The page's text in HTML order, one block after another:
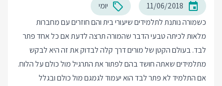
11/06/2018
יומי
כשמורה נותנת לתלמידים שיעורי בית והם חוזרים עם מחברות
מלאות לכיתה טבעי הדבר שהמורה תרצה לדעת אם כל אחד פתר
לבד. בעולם הקטן של מורים דרך קלה לבדוק את זה היא לבקש
מתלמידים שאתה חושד בהם לפתור את התרגיל מול כולם על הלוח.
אם התלמיד לא פתר לבד הוא יעמוד לגמגם מול כולם ובגלל